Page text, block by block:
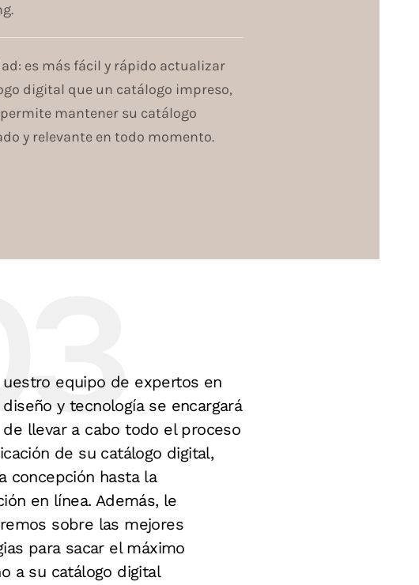
es más fácil y rápido actualizar
digital que un catálogo impreso,
mantener su catálogo
y relevante en todo momento.
uestro equipo de expertos en
diseño y tecnología se encargará
de llevar a cabo todo el proceso
de su catálogo digital,
concepción hasta la
en línea. Además, le
sobre las mejores
para sacar el máximo
a su catálogo digital